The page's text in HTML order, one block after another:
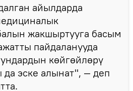
айылдарда
жакшыртууга басым
пайдаланууда
көйгөйлөрү
эске алынат", — деп